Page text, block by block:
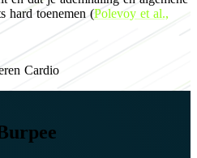
hard toenemen (Polevoy et al.,
Cardio